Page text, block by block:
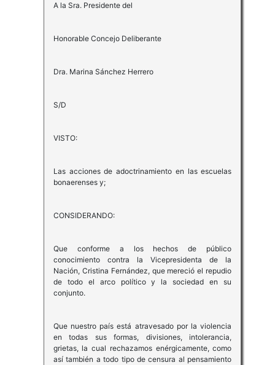
A la Sra. Presidente del
Honorable Concejo Deliberante
Dra. Marina Sánchez Herrero
S/D
VISTO:
Las acciones de adoctrinamiento en las escuelas
bonaerenses y;
CONSIDERANDO:
Que conforme a los hechos de público
conocimiento contra la Vicepresidenta de la
Nación, Cristina Fernández, que mereció el repudio
de todo el arco político y la sociedad en su
conjunto.
Que nuestro país está atravesado por la violencia
en todas sus formas, divisiones, intolerancia,
grietas, la cual rechazamos enérgicamente, como
así también a todo tipo de censura al pensamiento